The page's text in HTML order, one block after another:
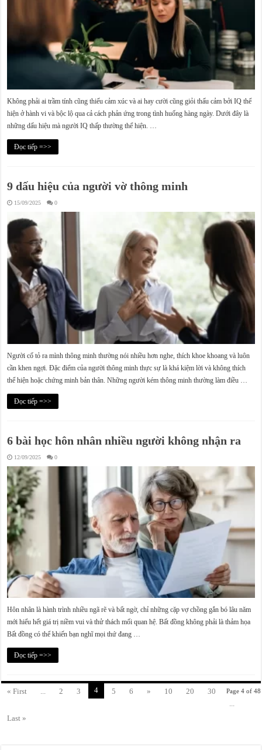
Không phải ai trầm tính cũng thiếu cảm xúc và ai hay cười cũng giỏi thấu cảm bởi IQ thể
hiện ở hành vi và bộc lộ qua cả cách phản ứng trong tình huống hàng ngày. Dưới đây là
những dấu hiệu mà người IQ thấp thường thể hiện. …
Đọc tiếp =>>
9 dấu hiệu của người vờ thông minh
15/09/2025 0
Người cố tỏ ra mình thông minh thường nói nhiều hơn nghe, thích khoe khoang và luôn
cần khen ngợi. Đặc điểm của người thông minh thực sự là khá kiệm lời và không thích
thể hiện hoặc chứng minh bản thân. Những người kém thông minh thường làm điều …
Đọc tiếp =>>
6 bài học hôn nhân nhiều người không nhận ra
12/09/2025 0
Hôn nhân là hành trình nhiều ngã rẽ và bất ngờ, chỉ những cặp vợ chồng gắn bó lâu năm
mới hiểu hết giá trị niềm vui và thử thách mối quan hệ. Bất đồng không phải là thảm họa
Bất đồng có thể khiến bạn nghĩ mọi thứ đang …
Đọc tiếp =>>
Page 4 of 48
« First ... 2 3 4 5 6 » 10 20
30
...
Last »